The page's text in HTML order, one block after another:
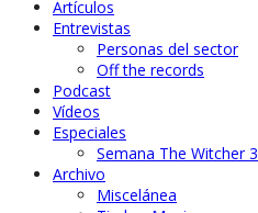
Artículos
Entrevistas
Personas del sector
Off the records
Podcast
Vídeos
Especiales
Semana The Witcher 3
Archivo
Miscelánea